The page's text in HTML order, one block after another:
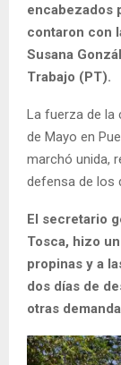
encabezados
contaron con
Susana
Trabajo (PT).
La fuerza de la
de Mayo en
marchó unida,
defensa de los
El secretario
Tosca, hizo
propinas y a
dos días de
otras